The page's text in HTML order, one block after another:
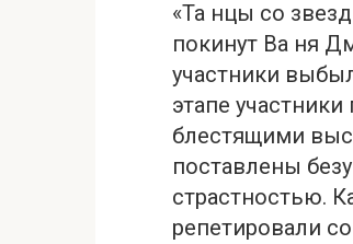
«Та нцы со
покинут Ва ня
участники
этапе
блестящими
поставлены
страстностью.
репетировали